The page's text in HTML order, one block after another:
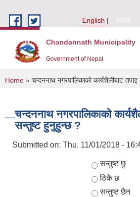
English
नेपाली
Chandannath Municipality
Government of Nepal
You are here
Home » चन्दननाथ नगरपालिकाको कार्यशैलीबाट
चन्दननाथ नगरपालिकाको
सन्तुष्ट हुनुहुन्छ ?
Submitted on: Thu, 11/01/2018 -
Choices
सन्तुष्ट छु
ठिकै छ
सन्तुष्ट छैन